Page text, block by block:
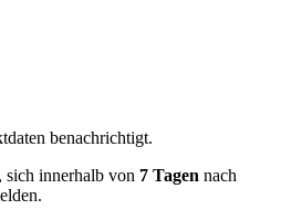
benachrichtigt.
innerhalb von 7 Tagen nach